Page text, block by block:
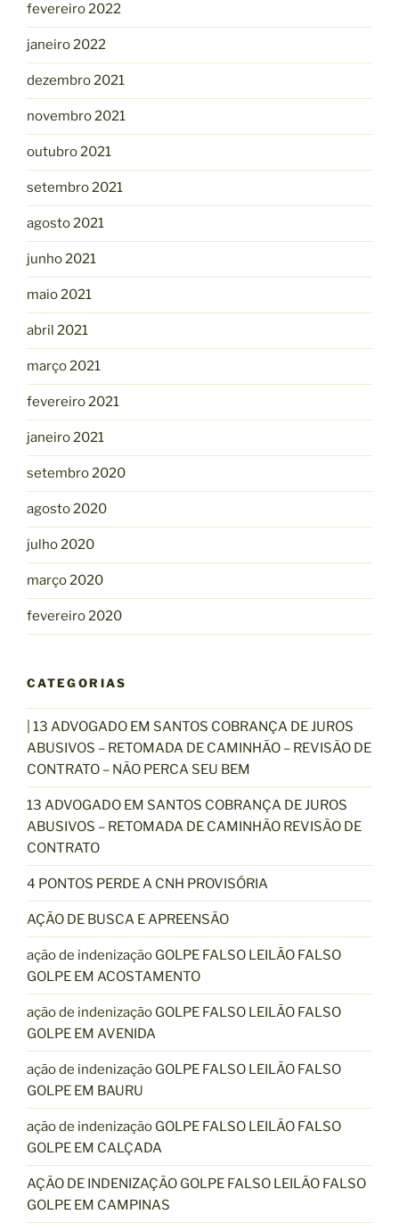
fevereiro 2022
janeiro 2022
dezembro 2021
novembro 2021
outubro 2021
setembro 2021
agosto 2021
junho 2021
maio 2021
abril 2021
março 2021
fevereiro 2021
janeiro 2021
setembro 2020
agosto 2020
julho 2020
março 2020
fevereiro 2020
CATEGORIAS
| 13 ADVOGADO EM SANTOS COBRANÇA DE JUROS
ABUSIVOS – RETOMADA DE CAMINHÃO – REVISÃO DE
CONTRATO – NÃO PERCA SEU BEM
13 ADVOGADO EM SANTOS COBRANÇA DE JUROS
ABUSIVOS – RETOMADA DE CAMINHÃO REVISÃO DE
CONTRATO
4 PONTOS PERDE A CNH PROVISÓRIA
AÇÃO DE BUSCA E APREENSÃO
ação de indenização GOLPE FALSO LEILÃO FALSO
GOLPE EM ACOSTAMENTO
ação de indenização GOLPE FALSO LEILÃO FALSO
GOLPE EM AVENIDA
ação de indenização GOLPE FALSO LEILÃO FALSO
GOLPE EM BAURU
ação de indenização GOLPE FALSO LEILÃO FALSO
GOLPE EM CALÇADA
AÇÃO DE INDENIZAÇÃO GOLPE FALSO LEILÃO FALSO
GOLPE EM CAMPINAS